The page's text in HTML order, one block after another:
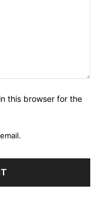
this browser for the